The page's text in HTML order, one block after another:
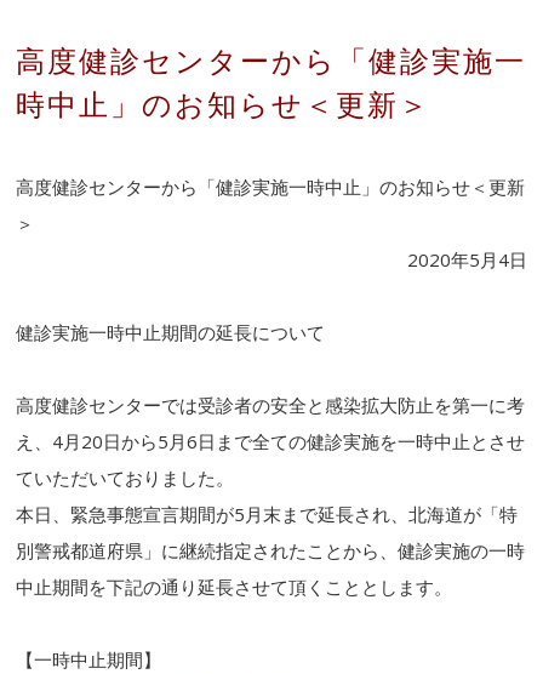
高度健診センターから「健診実施一
時中止」のお知らせ＜更新＞
高度健診センターから「健診実施一時中止」のお知らせ＜更新
＞
2020年5月4日
健診実施一時中止期間の延長について
高度健診センターでは受診者の安全と感染拡大防止を第一に考
え、4月20日から5月6日まで全ての健診実施を一時中止とさせ
ていただいておりました。
本日、緊急事態宣言期間が5月末まで延長され、北海道が「特
別警戒都道府県」に継続指定されたことから、健診実施の一時
中止期間を下記の通り延長させて頂くこととします。
【一時中止期間】